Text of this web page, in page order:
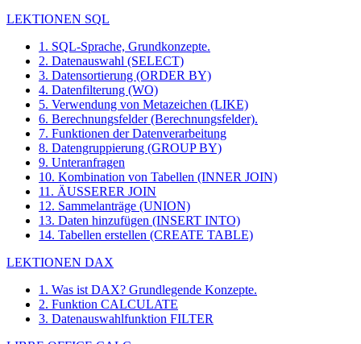
LEKTIONEN SQL
1. SQL-Sprache, Grundkonzepte.
2. Datenauswahl (SELECT)
3. Datensortierung (ORDER BY)
4. Datenfilterung (WO)
5. Verwendung von Metazeichen (LIKE)
6. Berechnungsfelder (Berechnungsfelder).
7. Funktionen der Datenverarbeitung
8. Datengruppierung (GROUP BY)
9. Unteranfragen
10. Kombination von Tabellen (INNER JOIN)
11. ÄUSSERER JOIN
12. Sammelanträge (UNION)
13. Daten hinzufügen (INSERT INTO)
14. Tabellen erstellen (CREATE TABLE)
LEKTIONEN DAX
1. Was ist DAX? Grundlegende Konzepte.
2. Funktion CALCULATE
3. Datenauswahlfunktion FILTER